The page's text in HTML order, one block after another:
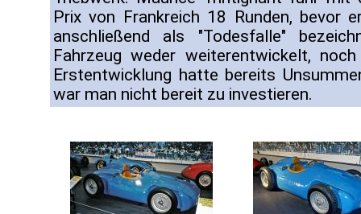
Prix von Frankreich 18 Runden, bevor
anschließend als "Todesfalle"
Fahrzeug weder weiterentwickelt,
Erstentwicklung hatte bereits
war man nicht bereit zu investieren.